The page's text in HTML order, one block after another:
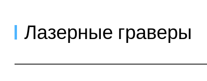
Лазерные граверы